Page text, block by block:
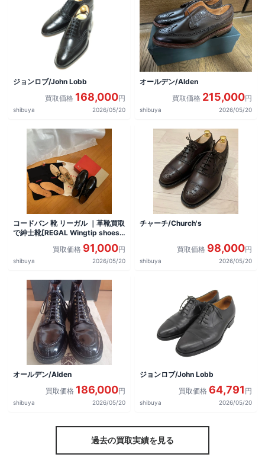
ジョンロブ/John Lobb
買取価格 168,000円
shibuya 2026/05/20
オールデン/Alden
買取価格 215,000円
shibuya 2026/05/20
コードバン 靴 リーガル ｜革靴買取
で紳士靴[REGAL Wingtip shoes]
買取価格 91,000円
shibuya 2026/05/20
チャーチ/Church's
買取価格 98,000円
shibuya 2026/05/20
オールデン/Alden
買取価格 186,000円
shibuya 2026/05/20
ジョンロブ/John Lobb
買取価格 64,791 円
shibuya 2026/05/20
過去の買取実績を見る